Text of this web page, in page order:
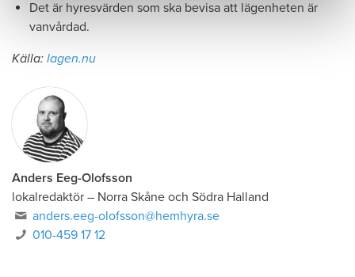
Det är hyresvärden som ska bevisa att lägenheten är
vanvårdad.
Källa: lagen.nu
Anders Eeg-Olofsson
lokalredaktör – Norra Skåne och Södra Halland
anders.eeg-olofsson@hemhyra.se
010-459 17 12